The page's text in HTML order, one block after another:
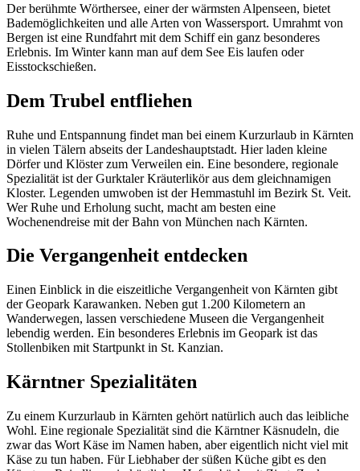
Der berühmte Wörthersee, einer der wärmsten Alpenseen, bietet
Bademöglichkeiten und alle Arten von Wassersport. Umrahmt von
Bergen ist eine Rundfahrt mit dem Schiff ein ganz besonderes
Erlebnis. Im Winter kann man auf dem See Eis laufen oder
Eisstockschießen.
Dem Trubel entfliehen
Ruhe und Entspannung findet man bei einem Kurzurlaub in Kärnten
in vielen Tälern abseits der Landeshauptstadt. Hier laden kleine
Dörfer und Klöster zum Verweilen ein. Eine besondere, regionale
Spezialität ist der Gurktaler Kräuterlikör aus dem gleichnamigen
Kloster. Legenden umwoben ist der Hemmastuhl im Bezirk St. Veit.
Wer Ruhe und Erholung sucht, macht am besten eine
Wochenendreise mit der Bahn von München nach Kärnten.
Die Vergangenheit entdecken
Einen Einblick in die eiszeitliche Vergangenheit von Kärnten gibt
der Geopark Karawanken. Neben gut 1.200 Kilometern an
Wanderwegen, lassen verschiedene Museen die Vergangenheit
lebendig werden. Ein besonderes Erlebnis im Geopark ist das
Stollenbiken mit Startpunkt in St. Kanzian.
Kärntner Spezialitäten
Zu einem Kurzurlaub in Kärnten gehört natürlich auch das leibliche
Wohl. Eine regionale Spezialität sind die Kärntner Käsnudeln, die
zwar das Wort Käse im Namen haben, aber eigentlich nicht viel mit
Käse zu tun haben. Für Liebhaber der süßen Küche gibt es den